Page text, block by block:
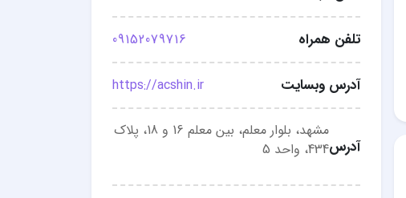
تلفن همراه 09152079716
آدرس وبسایت https://acshin.ir
آدرس
مشهد، بلوار معلم، بین معلم 16 و 18، پلاک
434، واحد 5